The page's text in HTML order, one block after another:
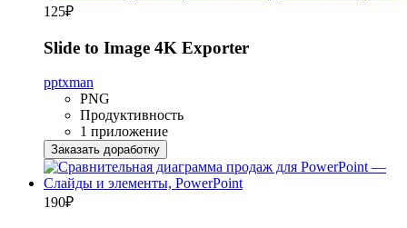
125₽
Slide to Image 4K Exporter
pptxman
PNG
Продуктивность
1 приложение
Заказать доработку
190₽